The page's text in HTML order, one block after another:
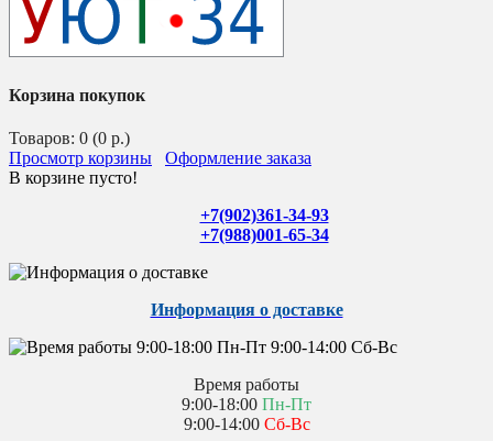
Корзина покупок
Товаров: 0 (0 р.)
Просмотр корзины
Оформление заказа
В корзине пусто!
+7(902)361-34-93
+7(988)001-65-34
Информация о доставке
Время работы
9:00-18:00 Пн-Пт
9:00-14:00 Сб-Вс